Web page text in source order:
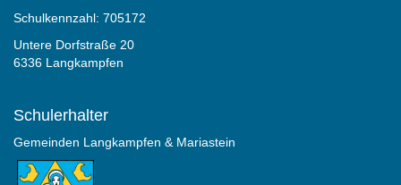
Schulkennzahl: 705172
Untere Dorfstraße 20
6336 Langkampfen
Schulerhalter
Gemeinden Langkampfen & Mariastein